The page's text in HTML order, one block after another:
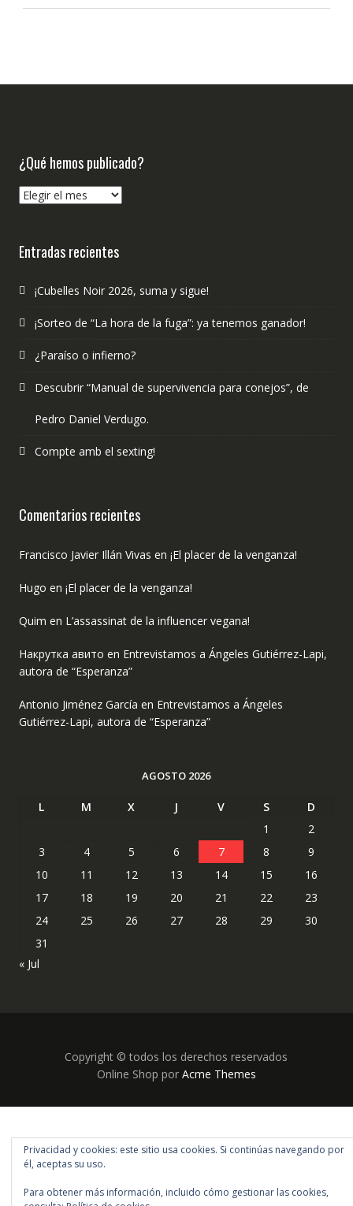
¿Qué hemos publicado?
¿Qué
Entradas recientes
¡Cubelles Noir 2026, suma y sigue!
¡Sorteo de “La hora de la fuga”: ya tenemos ganador!
¿Paraíso o infierno?
Descubrir “Manual de supervivencia para conejos”, de
Pedro Daniel Verdugo.
Compte amb el sexting!
Comentarios recientes
Francisco Javier Illán Vivas en ¡El placer de la venganza!
Hugo en ¡El placer de la venganza!
Quim en L’assassinat de la influencer vegana!
Накрутка авито en Entrevistamos a Ángeles Gutiérrez-Lapi,
autora de “Esperanza”
Antonio Jiménez García en Entrevistamos a Ángeles
Gutiérrez-Lapi, autora de “Esperanza”
AGOSTO 2026
L M X J V S
D
1
2
3
4 5 6 7 8
9
10
11 12 13 14 15
16
17
18 19 20 21 22
23
24
25 26 27 28 29
30
31
« Jul
Copyright © todos los derechos reservados
Online Shop por Acme Themes
Privacidad y cookies: este sitio usa cookies. Si continúas navegando por
él, aceptas su uso.
Para obtener más información, incluido cómo gestionar las cookies,